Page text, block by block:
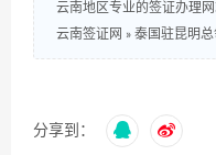
云南地区专业的签证办理
云南签证网 » 泰国驻昆明
分享到：